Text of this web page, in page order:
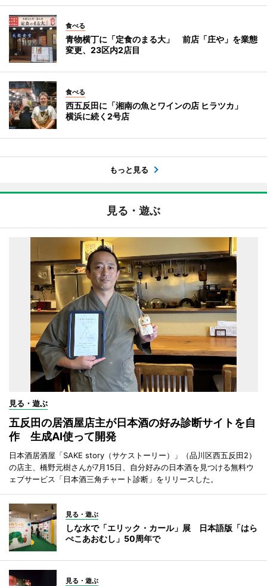
食べる
青物横丁に「定食のまる大」 前店「庄や」を業態
変更、23区内2店目
食べる
西五反田に「湘南の魚とワインの店 ヒラツカ」
横浜に続く2号店
もっと見る
見る・遊ぶ
見る・遊ぶ
五反田の居酒屋店主が日本酒の好み診断サイトを自
作 生成AI使って開発
日本酒居酒屋「SAKE story（サケストーリー）」（品川区西五反田2）
の店主、橋野元樹さんが7月15日、自分好みの日本酒を見つける無料ウ
ェブサービス「日本酒三角チャート診断」をリリースした。
見る・遊ぶ
しな水で「エリック・カール」展 日本語版「はら
ぺこあおむし」50周年で
見る・遊ぶ